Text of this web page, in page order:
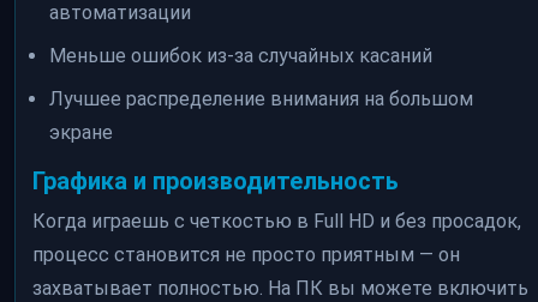
автоматизации
Меньше ошибок из-за случайных касаний
Лучшее распределение внимания на большом
экране
Графика и производительность
Когда играешь с четкостью в Full HD и без просадок,
процесс становится не просто приятным — он
захватывает полностью. На ПК вы можете включить